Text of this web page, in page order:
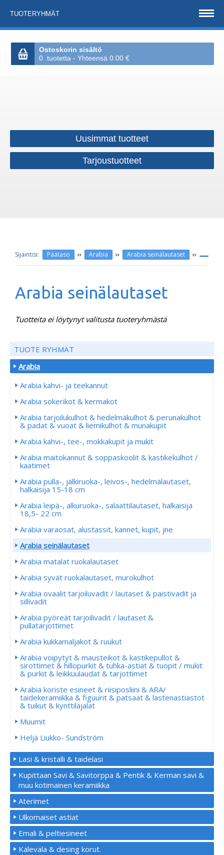
TUOTERYHMÄT
Ostoskorin sisältö
0 tuotetta - Yhteensä 0.00 €
Uusimmat tuotteet
Tarjoustuotteet
Päätaso ›› Arabia ›› Arabia seinälautaset ››
Arabia seinälautaset
Tuotteita ei löytynyt valitusta tuoteryhmästä
TUOTE RYHMÄT
Arabia
Arabia kahvi- ja teekannut
Arabia sokerikot & kermakot
Arabia tarjoilukulhot & hedelmäkulhot & perunakulhot
& padat & vuoat & liemikulhot & munakupit
Arabia kahvi-, tee-, mokkakupit ja mukit
Arabia maitokannut & soppaskoolit & kastikekulhot /
kaatimet
Arabia pulla-, jälkiruoka-, leivos-, hedelmälautaset,
halkaisija 15-18 cm
Arabia leipä-, alkuruoka-, salaattilautaset, halkaisija
18,5- 22 cm
Arabia varaosat, alustassit, kannet, kupit, jne
Arabia seinälautaset
Arabia matalat ruokalautaset
Arabia syvät ruokalautaset, murokulhot
Arabia ovaalit tarjoiluvadit / lautaset & paistivadit ja
sillivadit
Arabia pyöreät tarjoilivadit / lautaset &
pullatarjottimet
Arabia kukkamaljakot & ruukut
Arabia voipytyt & mausteikot & kastikepullot &
sirottimet & hillopurkit & tuhka-astiat & tuopit / mukit
& purkit & leikkuulaudat & tarjottimet
Arabia koriste esineet & riisiposliini & ARA/
taidekeramiikka & figuurit & patsaat & lastenastiastot
& tuikut & kynttiläjalat
Muumit
Heljä Liukko- Sundström
Lasi & kristalli & taidelasi
Kupittaan Savi & Savitorppa & Pentik & Kerman savi &
muu kotimainen keramiikka
Aterimet
Ulkomaiset astiat
Emali & peltiesineet
Kalevala & desing korut.